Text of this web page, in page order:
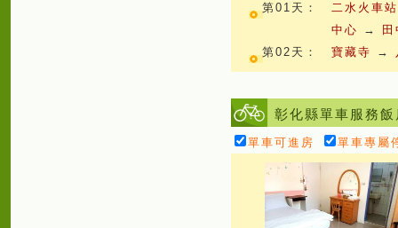
第01天：
二水火車站
中心
→
第02天：
寶藏寺 →
彰化縣單車服務
單車可進房 單車專屬